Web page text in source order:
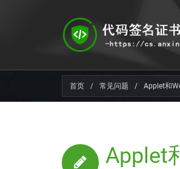
首页 / 常见问题 / Applet和
Applet